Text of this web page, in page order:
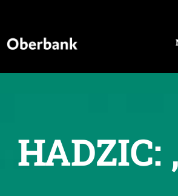
HADZIC: